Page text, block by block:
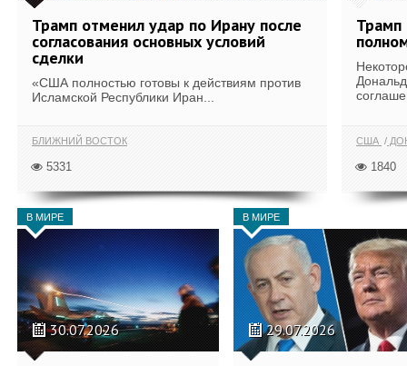
Трамп отменил удар по Ирану после
согласования основных условий
сделки
«США полностью готовы к действиям против
Исламской Республики Иран...
БЛИЖНИЙ ВОСТОК
5331
Трамп
США
1840
В МИРЕ
30.07.2026
В МИРЕ
29.07.2026